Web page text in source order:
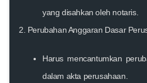
yang disahkan oleh notaris.
2. Perubahan Anggaran Dasar
Harus mencantumkan
dalam akta perusahaan.